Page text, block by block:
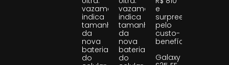
vazamento
indica
tamanho
da
nova
bateria
do
vazamento
indica
tamanho
da
nova
bateria
do
e
surpreende
pelo
custo-
benefício
Galaxy